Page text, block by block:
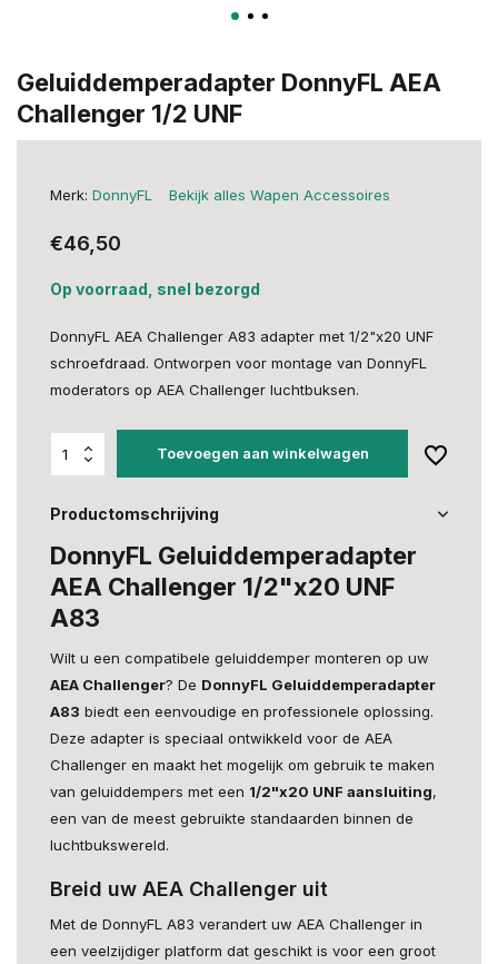
Geluiddemperadapter DonnyFL AEA
Challenger 1/2 UNF
Merk: DonnyFL Bekijk alles Wapen Accessoires
€46,50
Op voorraad, snel bezorgd
DonnyFL AEA Challenger A83 adapter met 1/2"x20 UNF
schroefdraad. Ontworpen voor montage van DonnyFL
moderators op AEA Challenger luchtbuksen.
Toevoegen aan winkelwagen
Productomschrijving
DonnyFL Geluiddemperadapter
AEA Challenger 1/2"x20 UNF
A83
Wilt u een compatibele geluiddemper monteren op uw
AEA Challenger? De DonnyFL Geluiddemperadapter
A83 biedt een eenvoudige en professionele oplossing.
Deze adapter is speciaal ontwikkeld voor de AEA
Challenger en maakt het mogelijk om gebruik te maken
van geluiddempers met een 1/2"x20 UNF aansluiting,
een van de meest gebruikte standaarden binnen de
luchtbukswereld.
Breid uw AEA Challenger uit
Met de DonnyFL A83 verandert uw AEA Challenger in
een veelzijdiger platform dat geschikt is voor een groot